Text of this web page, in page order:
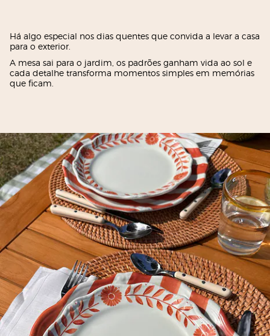
Há algo especial nos dias quentes que convida a levar a casa
para o exterior.
A mesa sai para o jardim, os padrões ganham vida ao sol e
cada detalhe transforma momentos simples em memórias
que ficam.